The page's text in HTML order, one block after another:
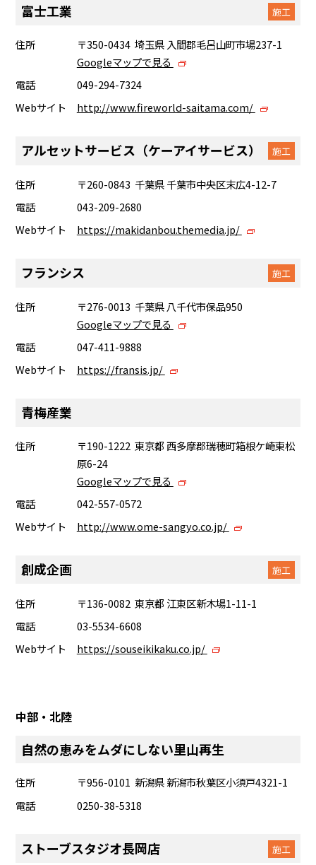
富士工業 施工
住所
〒350-0434 埼玉県 入間郡毛呂山町市場237-1
Googleマップで見る
電話
049-294-7324
Webサイト
http://www.fireworld-saitama.com/
アルセットサービス（ケーアイサービス） 施工
住所
〒260-0843 千葉県 千葉市中央区末広4-12-7
電話
043-209-2680
Webサイト
https://makidanbou.themedia.jp/
フランシス 施工
住所
〒276-0013 千葉県 八千代市保品950
Googleマップで見る
電話
047-411-9888
Webサイト
https://fransis.jp/
青梅産業
住所
〒190-1222 東京都 西多摩郡瑞穂町箱根ケ崎東松
原6-24
Googleマップで見る
電話
042-557-0572
Webサイト
http://www.ome-sangyo.co.jp/
創成企画 施工
住所
〒136-0082 東京都 江東区新木場1-11-1
電話
03-5534-6608
Webサイト
https://souseikikaku.co.jp/
中部・北陸
自然の恵みをムダにしない里山再生
住所
〒956-0101 新潟県 新潟市秋葉区小須戸4321-1
電話
0250-38-5318
ストーブスタジオ長岡店 施工